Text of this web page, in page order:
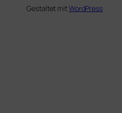
Gestaltet mitWordPress